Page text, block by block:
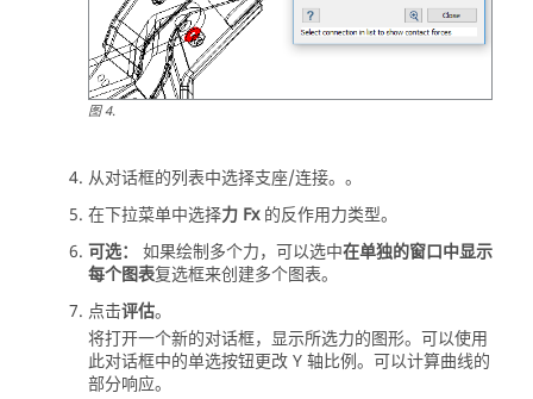
图4.
从对话框的列表中选择支座/连接。。
在下拉菜单中选择力 Fx的反作用力类型。
可选： 如果绘制多个力，可以选中在单独的窗口中显示
每个图表复选框来创建多个图表。
点击评估。
将打开一个新的对话框，显示所选力的图形。可以使用
此对话框中的单选按钮更改 Y 轴比例。可以计算曲线的
部分响应。